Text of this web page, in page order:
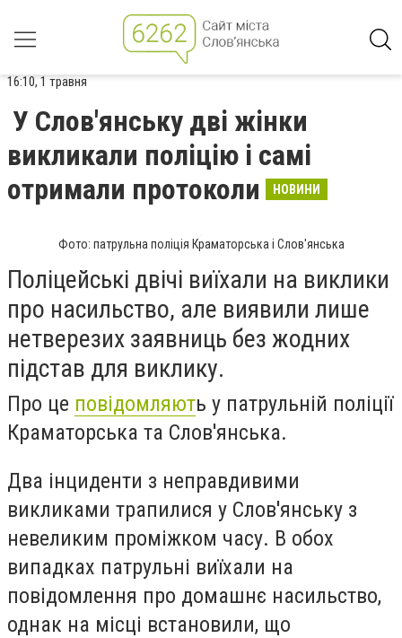
16:10, 1 травня
У Слов'янську дві жінки
викликали поліцію і самі
отримали протоколи
НОВИНИ
Фото: патрульна поліція Краматорська і Слов'янська
Поліцейські двічі виїхали на виклики
про насильство, але виявили лише
нетверезих заявниць без жодних
підстав для виклику.
Про це повідомляють у патрульній поліції
Краматорська та Слов'янська.
Два інциденти з неправдивими
викликами трапилися у Слов'янську з
невеликим проміжком часу. В обох
випадках патрульні виїхали на
повідомлення про домашнє насильство,
однак на місці встановили, що